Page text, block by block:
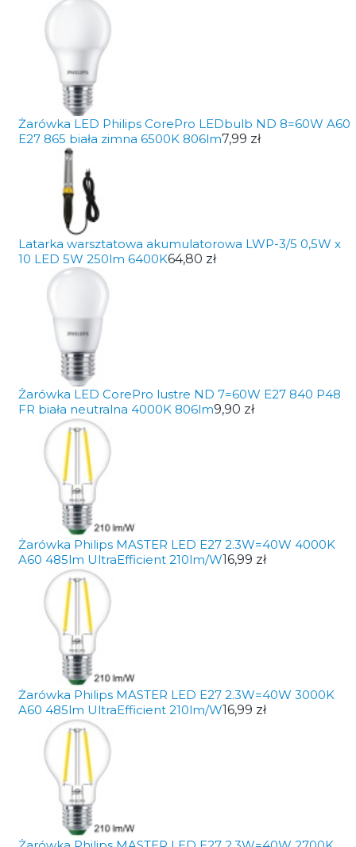
Żarówka LED Philips CorePro LEDbulb ND 8=60W A60
E27 865 biała zimna 6500K 806lm7,99 zł
Latarka warsztatowa akumulatorowa LWP-3/5 0,5W x
10 LED 5W 250lm 6400K64,80 zł
Żarówka LED CorePro lustre ND 7=60W E27 840 P48
FR biała neutralna 4000K 806lm9,90 zł
Żarówka Philips MASTER LED E27 2.3W=40W 4000K
A60 485lm UltraEfficient 210lm/W16,99 zł
Żarówka Philips MASTER LED E27 2.3W=40W 3000K
A60 485lm UltraEfficient 210lm/W16,99 zł